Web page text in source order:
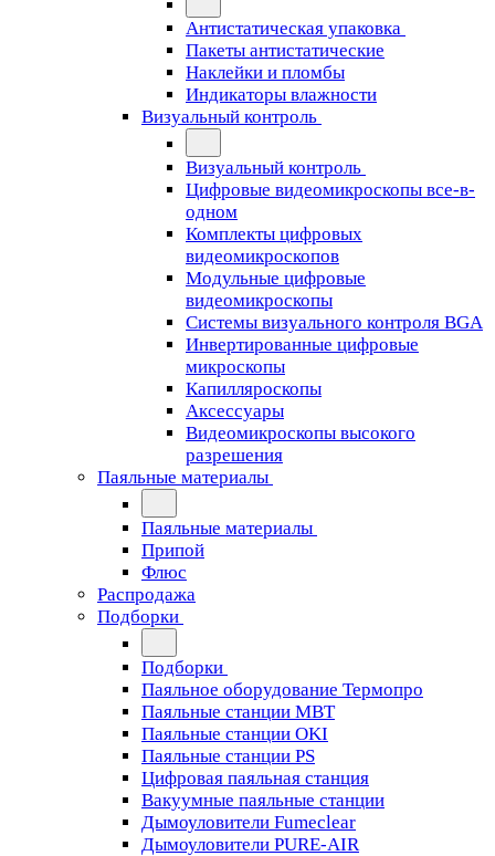
Антистатическая упаковка
Пакеты антистатические
Наклейки и пломбы
Индикаторы влажности
Визуальный контроль
Визуальный контроль
Цифровые видеомикроскопы все-в-
одном
Комплекты цифровых
видеомикроскопов
Модульные цифровые
видеомикроскопы
Cистемы визуального контроля BGA
Инвертированные цифровые
микроскопы
Капилляроскопы
Аксессуары
Видеомикроскопы высокого
разрешения
Паяльные материалы
Паяльные материалы
Припой
Флюс
Распродажа
Подборки
Подборки
Паяльное оборудование Термопро
Паяльные станции MBT
Паяльные станции OKI
Паяльные станции PS
Цифровая паяльная станция
Вакуумные паяльные станции
Дымоуловители Fumeclear
Дымоуловители PURE-AIR